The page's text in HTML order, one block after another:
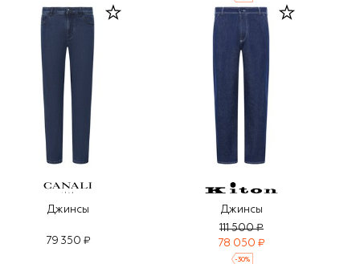
Джинсы
79 350 ₽
Джинсы
111 500 ₽
78 050 ₽
-30%